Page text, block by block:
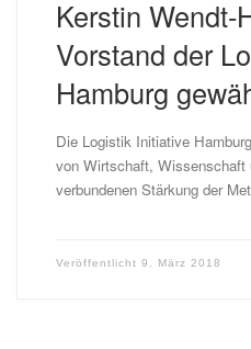
Kerstin Wendt-
Vorstand der
Hamburg
Die Logistik Initiative
von Wirtschaft, Wissenschaft
verbundenen Stärkung der
Veröffentlicht 9. März 2018